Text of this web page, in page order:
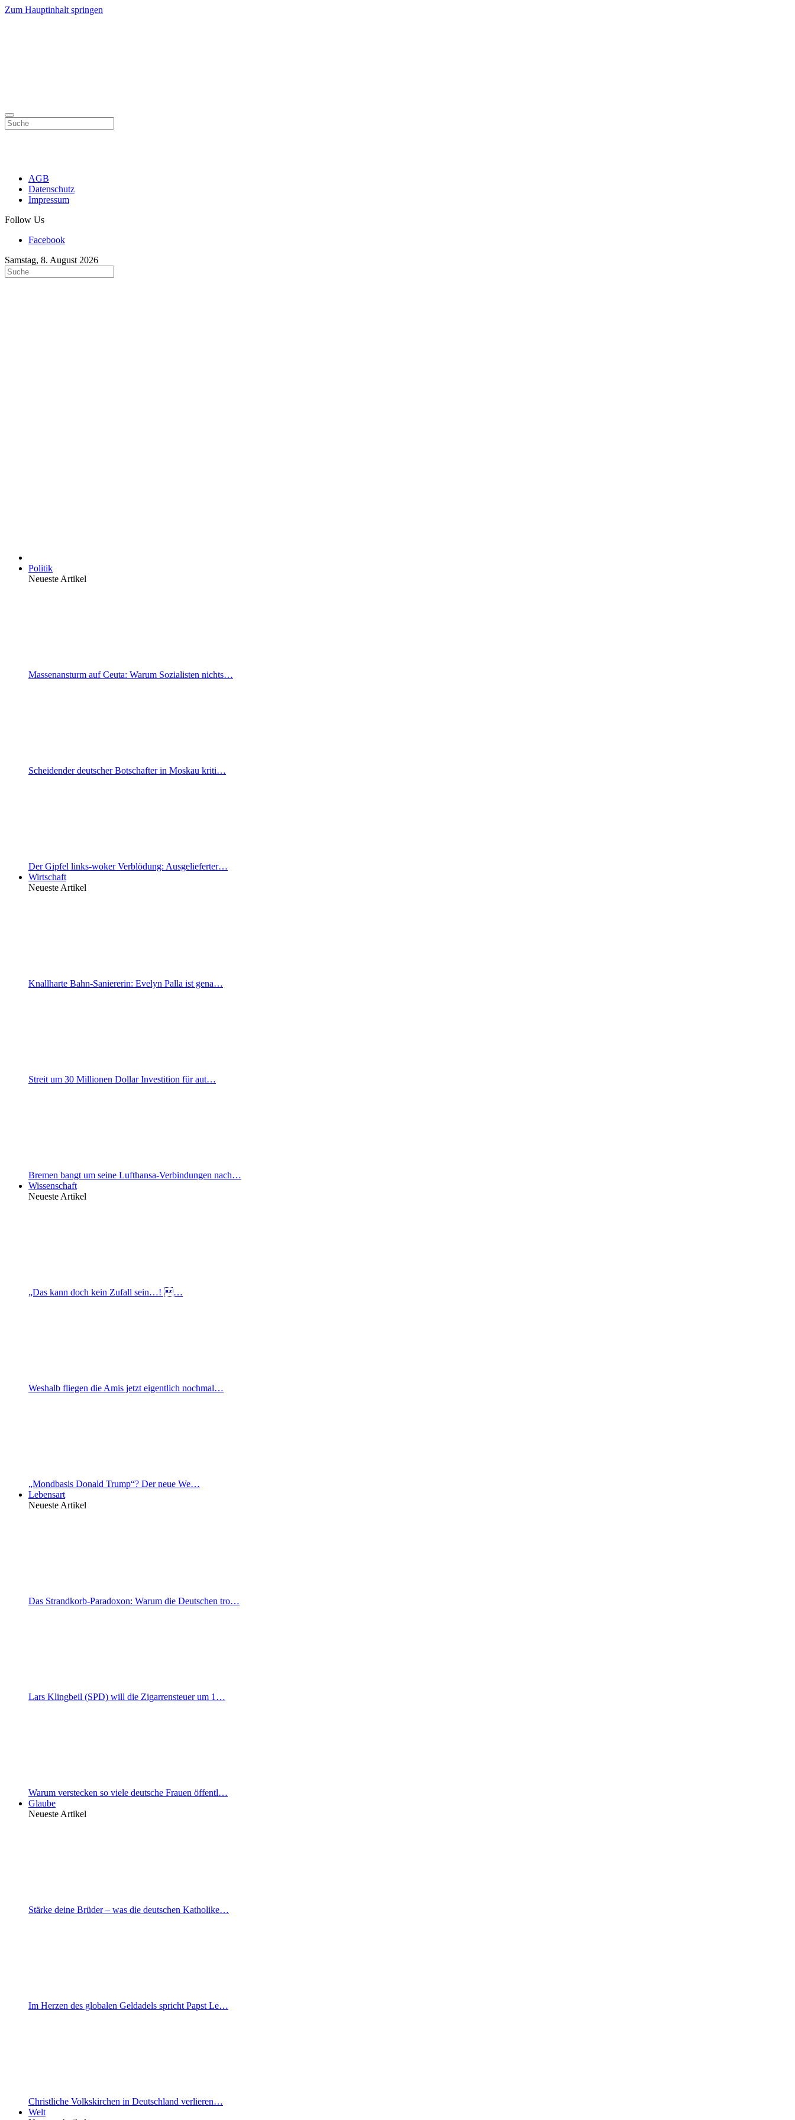
Zum Hauptinhalt springen
AGB
Datenschutz
Impressum
Follow Us
Facebook
Samstag, 8. August 2026
Politik
Neueste Artikel
Massenansturm auf Ceuta: Warum Sozialisten nichts…
Scheidender deutscher Botschafter in Moskau kriti…
Der Gipfel links-woker Verblödung: Ausgelieferter…
Wirtschaft
Neueste Artikel
Knallharte Bahn-Saniererin: Evelyn Palla ist gena…
Streit um 30 Millionen Dollar Investition für aut…
Bremen bangt um seine Lufthansa-Verbindungen nach…
Wissenschaft
Neueste Artikel
„Das kann doch kein Zufall sein…! …
Weshalb fliegen die Amis jetzt eigentlich nochmal…
„Mondbasis Donald Trump“? Der neue We…
Lebensart
Neueste Artikel
Das Strandkorb-Paradoxon: Warum die Deutschen tro…
Lars Klingbeil (SPD) will die Zigarrensteuer um 1…
Warum verstecken so viele deutsche Frauen öffentl…
Glaube
Neueste Artikel
Stärke deine Brüder – was die deutschen Katholike…
Im Herzen des globalen Geldadels spricht Papst Le…
Christliche Volkskirchen in Deutschland verlieren…
Welt